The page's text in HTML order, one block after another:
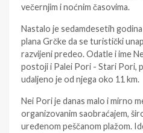
večernjim i noćnim časovima.
Nastalo je sedamdesetih
plana Grčke da se turistički
razvijeni predeo. Odatle i ime
postoji i Palei Pori - Stari Pori,
udaljeno je od njega oko 11 km.
Nei Pori je danas malo i mirno
organizovanim saobraćajem,
uređenom peščanom plažom.